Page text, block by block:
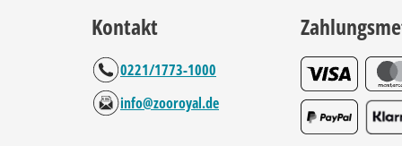
Kontakt
0221/1773-1000
info@zooroyal.de